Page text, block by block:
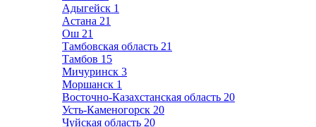
Адыгейск 1
Астана 21
Ош 21
Тамбовская область 21
Тамбов 15
Мичуринск 3
Моршанск 1
Восточно-Казахстанская область 20
Усть-Каменогорск 20
Чуйская область 20